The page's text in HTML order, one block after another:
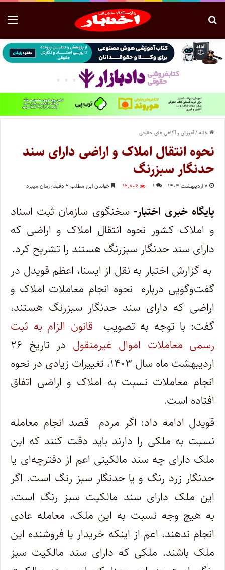
خانه/آموزش و آگاهی های حقوقی
نحوه انتقال املاک و اراضی دارای سند
حدنگار سبزرنگ
۷ اردیبهشت ۱۴۰۴ ۱ ۱۲,۸۰۶ خواندن این مطلب ۲ دقیقه زمان میبرد
پایگاه خبری اختبار-سخنگوی سازمان ثبت اسناد
و املاک کشور نحوه انتقال املاک و اراضی که
دارای سند حدنگار سبزرنگ هستند را تشریح کرد.
به گزارش اختبار به نقل از ایسنا، اعظم قویدل در
گفت‌وگویی درباره نحوه انجام معاملات املاک و
اراضی که دارای سند حدنگار سبزرنگ هستند،
گفت: با توجه به تصویب قانون الزام به ثبت
رسمی معاملات اموال غیرمنقول
در تاریخ ۲۶
اردیبهشت ماه سال ۱۴۰۳، تغییرات زیادی در نحوه
انجام معاملات نسبت به املاک و اراضی اتفاق
افتاده است.
قویدل ادامه داد: اگر مردم قصد انجام معامله
نسبت به ملکی را دارند باید دقت کنند که این
ملک دارای چه سند مالکیتی اعم از دفترچه‌ای یا
حدنگار زرد رنگ و یا حدنگار سبز رنگ است. اگر
این ملک دارای سند مالکیت سبز رنگ است،
به هیچ وجه نسبت به این ملک، معامله عادی
انجام ندهند، اعم از اینکه خریدار یا فروشنده این
ملک باشند. ملکی که دارای سند مالکیت سبز